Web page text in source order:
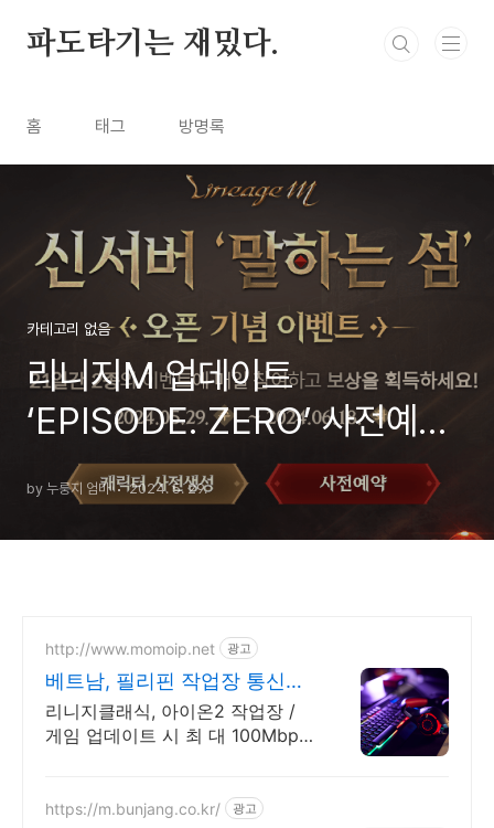
파도타기는 재밌다.
홈 태그 방명록
카테고리 없음
리니지M 업데이트
‘EPISODE. ZERO’ 사전예약
신청
by 누룽지 엄마 2024. 5. 29.
http://www.momoip.net 광고
베트남, 필리핀 작업장 통신사
KT IP
리니지클래식, 아이온2 작업장 /
게임 업데이트 시 최 대 100Mbps
https://m.bunjang.co.kr/ 광고